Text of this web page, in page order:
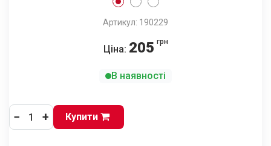
Артикул: 190229
Ціна: 205 грн
В наявності
− + Купити